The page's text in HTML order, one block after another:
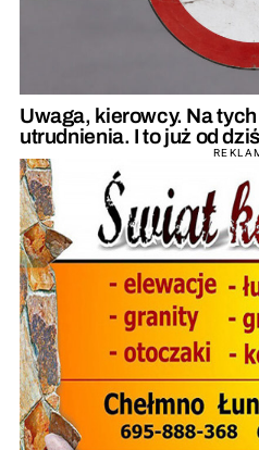
Uwaga, kierowcy. Na
utrudnienia. I to już od dziś